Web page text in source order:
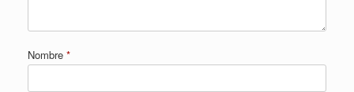
Nombre *